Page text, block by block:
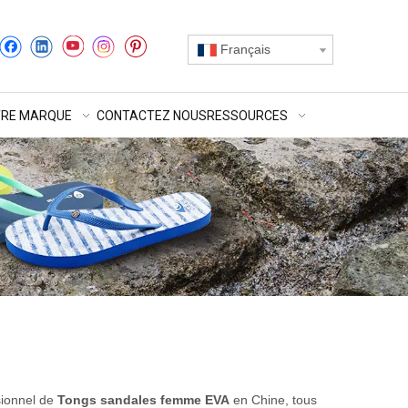
Français
MARQUE CONTACTEZ NOUSRESSOURCES
de Tongs sandales femme EVA en Chine, tous